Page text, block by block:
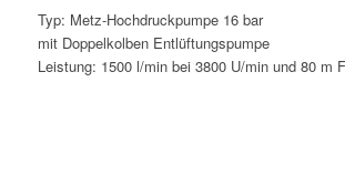
Typ: Metz-Hochdruckpumpe 16 bar
mit Doppelkolben Entlüftungspumpe
Leistung: 1500 l/min bei 3800 U/min und 80 m